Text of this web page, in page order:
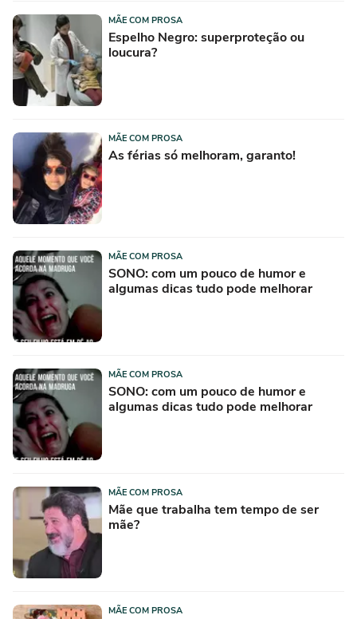
MÃE COM PROSA
Espelho Negro: superproteção ou
loucura?
MÃE COM PROSA
As férias só melhoram, garanto!
MÃE COM PROSA
SONO: com um pouco de humor e
algumas dicas tudo pode melhorar
MÃE COM PROSA
SONO: com um pouco de humor e
algumas dicas tudo pode melhorar
MÃE COM PROSA
Mãe que trabalha tem tempo de ser
mãe?
MÃE COM PROSA